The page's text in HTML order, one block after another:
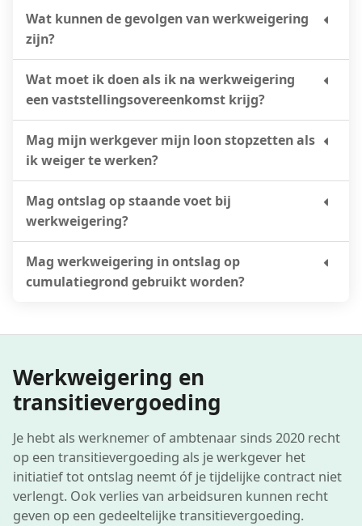
Wat kunnen de gevolgen van werkweigering
zijn?
Wat moet ik doen als ik na werkweigering
een vaststellings­overeenkomst krijg?
Mag mijn werkgever mijn loon stopzetten als
ik weiger te werken?
Mag ontslag op staande voet bij
werkweigering?
Mag werkweigering in ontslag op
cumulatiegrond gebruikt worden?
Werkweigering en
transitievergoeding
Je hebt als werknemer of ambtenaar sinds 2020 recht
op een transitievergoeding als je werkgever het
initiatief tot ontslag neemt óf je tijdelijke contract niet
verlengt. Ook verlies van arbeidsuren kunnen recht
geven op een gedeeltelijke transitievergoeding.